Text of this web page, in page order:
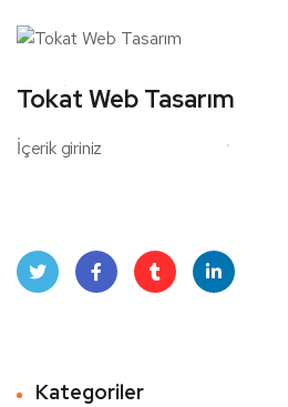
Tokat Web Tasarım
İçerik giriniz
Kategoriler